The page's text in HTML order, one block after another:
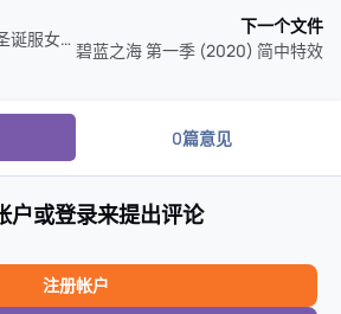
青春猪头少年不会梦到圣诞服女郎 (2025) CR
下一个文件
碧蓝之海 第一季 (2020) 简中特效
0篇意见
户或登录来提出评论
注册帐户